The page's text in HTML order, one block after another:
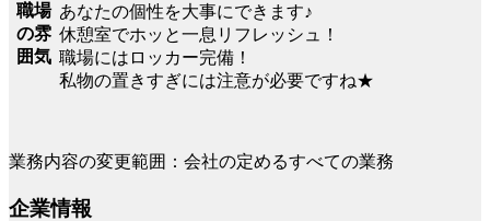
職場
の雰
囲気
あなたの個性を大事にできます♪
休憩室でホッと一息リフレッシュ！
職場にはロッカー完備！
私物の置きすぎには注意が必要ですね★
業務内容の変更範囲：会社の定めるすべての業務
企業情報